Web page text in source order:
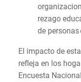
rezago
de personas
El impacto de
refleja en los
Encuesta